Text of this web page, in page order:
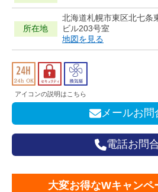
所在地
北海道札幌市東区北七条
ビル203号室
地図を見る
アイコンの説明はこちら
メールお問
電話お問
大変お得なWキャンペ